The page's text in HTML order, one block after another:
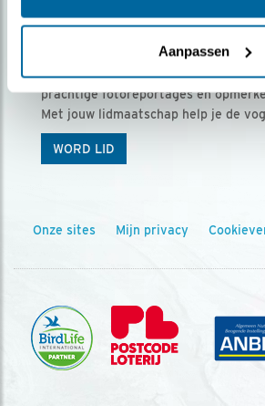
Aanpassen
Ontvang 5 x Vogels voor €
Vogels is het tijdschrift voor onze
prachtige fotoreportages en
Met jouw lidmaatschap help je de
WORD LID
Onze sites Mijn privacy